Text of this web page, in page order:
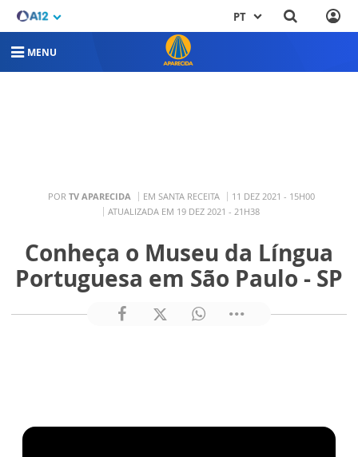
PT
MENU
POR TV APARECIDA EM SANTA RECEITA
11 DEZ 2021 - 15H00
ATUALIZADA EM 19 DEZ 2021 - 21H38
Conheça o Museu da Língua
Portuguesa em São Paulo - SP